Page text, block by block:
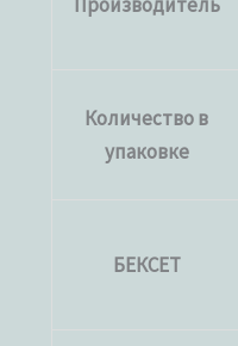
Количество в
упаковке
БЕКСЕТ